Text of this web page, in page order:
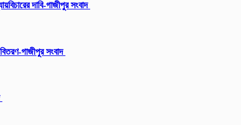
দাবি-গাজীপুর সংবাদ
গাজীপুর সংবাদ